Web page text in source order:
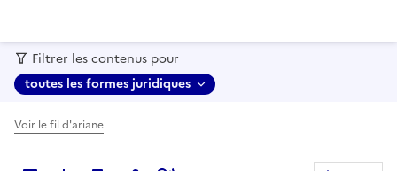
Filtrer les contenus pour
toutes les formes juridiques
Voir le fil d'ariane